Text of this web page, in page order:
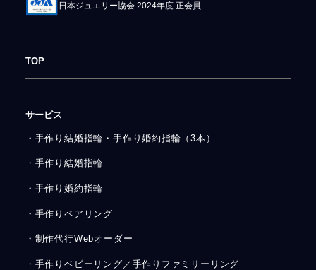
日本ジュエリー協会 2024年度 正会員
TOP
サービス
・手作り結婚指輪・手作り婚約指輪（3本）
・手作り結婚指輪
・手作り婚約指輪
・手作りペアリング
・制作代行Webオーダー
・手作りベビーリング／手作りファミリーリング